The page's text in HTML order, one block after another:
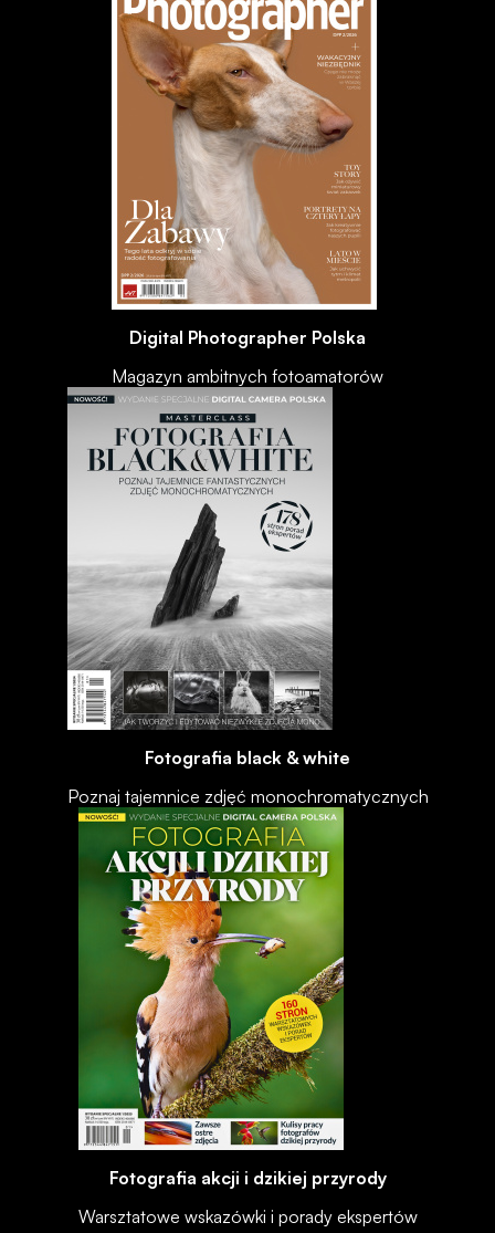
Digital Photographer Polska
Magazyn ambitnych fotoamatorów
Fotografia black & white
Poznaj tajemnice zdjęć monochromatycznych
Fotografia akcji i dzikiej przyrody
Warsztatowe wskazówki i porady ekspertów